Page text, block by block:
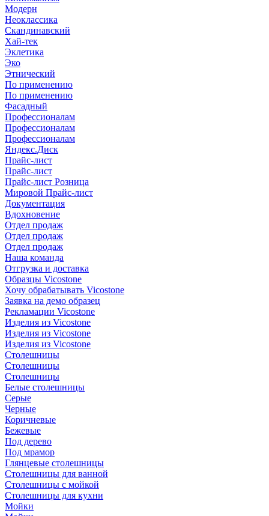
Модерн
Неоклассика
Скандинавский
Хай-тек
Эклетика
Эко
Этнический
По применению
По применению
Фасадный
Профессионалам
Профессионалам
Профессионалам
Яндекс.Диск
Прайс-лист
Прайс-лист
Прайс-лист Розница
Мировой Прайс-лист
Документация
Вдохновение
Отдел продаж
Отдел продаж
Отдел продаж
Наша команда
Отгрузка и доставка
Образцы Vicostone
Хочу обрабатывать Vicostone
Заявка на демо образец
Рекламации Vicostone
Изделия из Vicostone
Изделия из Vicostone
Изделия из Vicostone
Столешницы
Столешницы
Столешницы
Белые столешницы
Серые
Черные
Коричневые
Бежевые
Под дерево
Под мрамор
Глянцевые столешницы
Столешницы для ванной
Столешницы с мойкой
Столешницы для кухни
Мойки